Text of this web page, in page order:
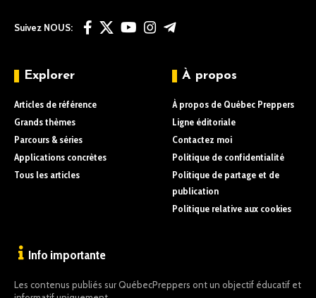
Suivez NOUS:
Explorer
Articles de référence
Grands thèmes
Parcours & séries
Applications concrètes
Tous les articles
À propos
À propos de Québec Preppers
Ligne éditoriale
Contactez moi
Politique de confidentialité
Politique de partage et de
publication
Politique relative aux cookies
Info importante
Les contenus publiés sur QuébecPreppers ont un objectif éducatif et